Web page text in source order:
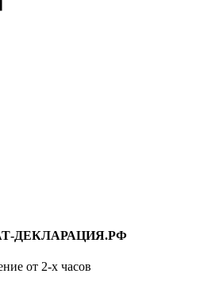
ДЕКЛАРАЦИЯ.РФ
от 2-х часов